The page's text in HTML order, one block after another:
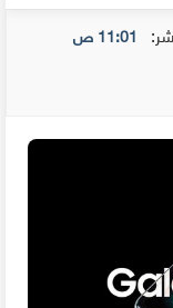
11:01 ص